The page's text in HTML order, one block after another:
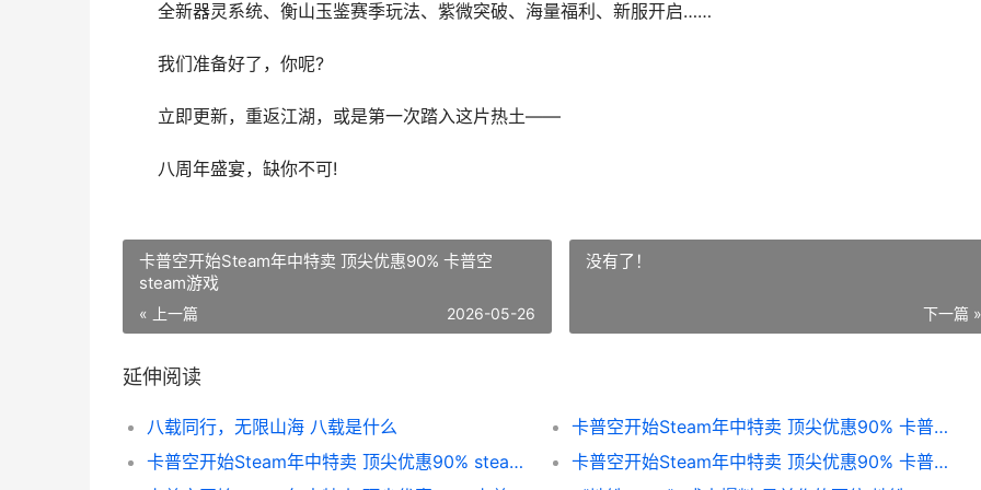
全新器灵系统、衡山玉鉴赛季玩法、紫微突破、海量福利、新服开启……
我们准备好了，你呢?
立即更新，重返江湖，或是第一次踏入这片热土——
八周年盛宴，缺你不可!
卡普空开始Steam年中特卖 顶尖优惠90% 卡普空
steam游戏
« 上一篇 2026-05-26
没有了！
下一篇 »
延伸阅读
八载同行，无限山海 八载是什么
卡普空开始Steam年中特卖 顶尖优惠90% 卡普空steam游戏
卡普空开始Steam年中特卖 顶尖优惠90% steam卡普空合集
卡普空开始Steam年中特卖 顶尖优惠90% 卡普空经典游戏合集